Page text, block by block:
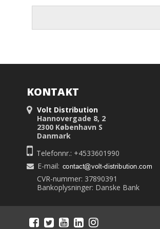
KONTAKT
Volt Distribution
Hannovergade 8, 2
2300 København S
Danmark
Telefonnr.: +4533601990
E-mail:
CVR-nummer: 37890391
Bankoplysninger: Danske Bank